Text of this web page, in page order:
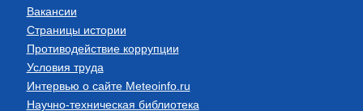
Вакансии
Страницы истории
Противодействие коррупции
Условия труда
Интервью о сайте Meteoinfo.ru
Научно-техническая библиотека